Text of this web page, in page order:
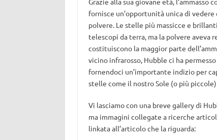
fornisce un’opportunità unica di
polvere. Le stelle più massicce e
telescopi da terra, ma la polvere aveva
costituiscono la maggior parte
vicino infrarosso, Hubble ci ha
fornendoci un’importante indizio per
stelle come il nostro Sole (o più
Vi lasciamo con una breve gallery di
ma immagini collegate a ricerche
linkata all’articolo che la riguarda: